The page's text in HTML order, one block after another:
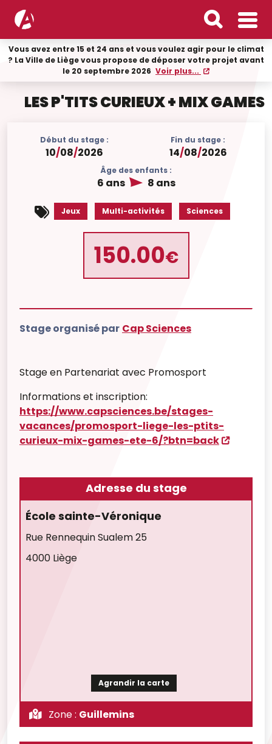
Vous avez entre 15 et 24 ans et vous voulez agir pour le climat
? La Ville de Liège vous propose de déposer votre projet avant
le 20 septembre 2026 Voir plus...
LES P'TITS CURIEUX + MIX GAMES
Début du stage :
10/08/2026
Fin du stage :
14/08/2026
Âge des enfants :
6 ans 8 ans
Jeux Multi-activités Sciences
150.00€
Stage organisé par Cap Sciences
Stage en Partenariat avec Promosport
Informations et inscription:
https://www.capsciences.be/stages-
vacances/promosport-liege-les-ptits-
curieux-mix-games-ete-6/?btn=back
Adresse du stage
École sainte-Véronique
Rue Rennequin Sualem 25
4000 Liège
Agrandir la carte
Zone : Guillemins